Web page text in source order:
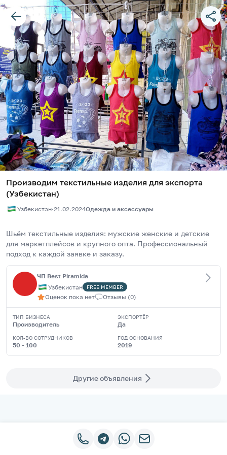
Производим текстильные изделия для экспорта
(Узбекистан)
Узбекистан·21.02.2024Одежда и аксессуары
Шьём текстильные изделия: мужские женские и детские
для маркетплейсов и крупного опта. Профессиональный
подход к каждой заявке и заказу.
ЧП Best Piramida
Узбекистан
FREE MEMBER
Оценок пока нет Отзывы (0)
ТИП БИЗНЕСА
Производитель
ЭКСПОРТЁР
Да
КОЛ-ВО СОТРУДНИКОВ
50 - 100
ГОД ОСНОВАНИЯ
2019
Другие объявления